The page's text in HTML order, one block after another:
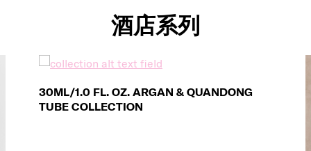
酒店系列
30ML/1.0 FL. OZ. ARGAN & QUANDONG
TUBE COLLECTION